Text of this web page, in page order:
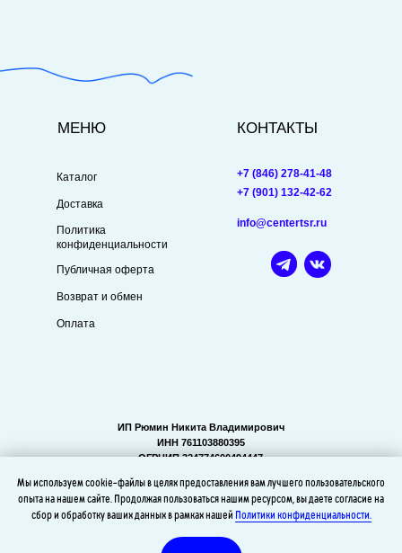
Мы используем cookie-файлы в целях предоставления вам лучшего пользовательского
опыта на нашем сайте. Продолжая пользоваться нашим ресурсом, вы даете согласие на
сбор и обработку ваших данных в рамках нашей Политики конфиденциальности.
КОНТАКТЫ
+7 (846) 278-41-48
info@centertsr.ru
МЕНЮ
Каталог
Доставка
Публичная оферта
ИП Рюмин Никита Владимирович
ИНН 761103880395
ОГРНИП 324774600494447
Политика
конфиденциальности
Возврат и обмен
Оплата
+7 (901) 132-42-62